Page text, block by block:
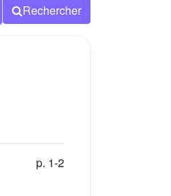
Rechercher
p. 1-2